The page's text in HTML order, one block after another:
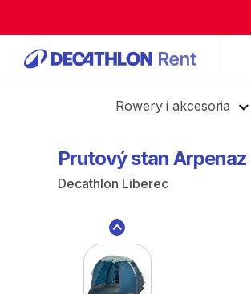
Rowery i akcesoria
Prutovýstan Arpenaz
Decathlon Liberec